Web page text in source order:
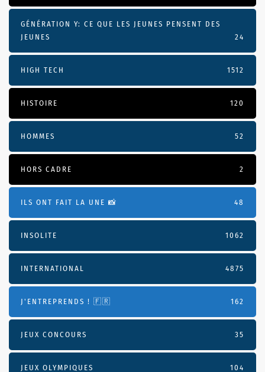
GÉNÉRATION Y: CE QUE LES JEUNES PENSENT DES
JEUNES
24
HIGH TECH 1512
HISTOIRE 120
HOMMES 52
HORS CADRE 2
ILS ONT FAIT LA UNE 📸 48
INSOLITE 1062
INTERNATIONAL 4875
J'ENTREPRENDS ! 🇫🇷 162
JEUX CONCOURS 35
JEUX OLYMPIQUES 104